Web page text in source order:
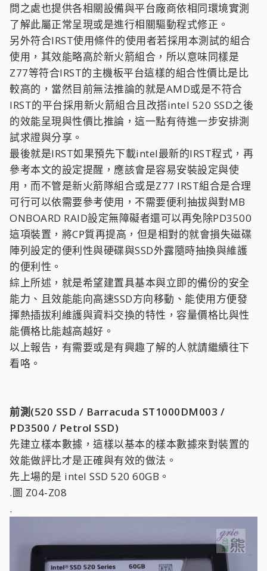
問之處也提供各相關設備與平台廠商依相同環境實測
了解此屬正常呈現或是進行相關驅動程式修正。
另外符合IRST使用條件的使用者若採用本測試的組合
使用，其效能略高於新火箭組合，所以意味同樣是
Z77等符合IRST的主機板平台這樣的組合性價比是比
較高的，當然目前無法推論的就是AMD或是不符合
IRST的平台採用新火箭組合且改搭intel 520 SSD之後
的效能呈現與性價比推論，這一點有待進一步安排測
試求證與分享。
最後就是IRST如果預先下載intel最新的IRST程式，再
參考本文的設定提醒，應該會是容易安裝設定與使
用，而不管是新火箭隊組合或是Z77 IRST組合是合理
可行可以依需要參考使用，不需要便利抽拔與對MB
ONBOARD RAID設定無障礙者還可以再免除PD3500
這項裝置，將CP質再提高，但是相對的就會損失磁碟
陣列設定的便利性與硬碟與SSD外露隨時抽換與維護
的便利性。
綜上所述，就是希望建置具基本與立即的備份的安全
能力、且效能能向高速SSD方向移動、能使用方便發
揮熱插拔利維護與資料交換的特性，容量價格比與性
能價格比能越高越好。
以上報告，有需要或是有興趣了解的人就請繼續往下
看咯。
前測(520 SSD / Barracuda ST1000DM003 /
PD3500 / Petrol SSD)
先建立樣本數據，這樣以基本的樣本數據來對裝置的
效能做評比才是正確與有效的做法。
先上場的是 intel SSD 520 60GB。
.圖 Z04-Z08
.